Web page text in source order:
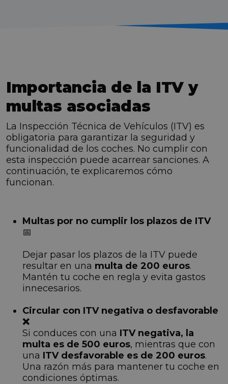
Importancia de la ITV y
multas asociadas
La Inspección Técnica de Vehículos (ITV) es
obligatoria para garantizar la seguridad y
funcionalidad de los coches. No cumplir con
esta inspección puede acarrear sanciones. A
continuación, te explicaremos cómo
funcionan.
Multas por no cumplir los plazos de ITV
📅
Dejar pasar los plazos de la ITV puede
resultar en una multa de 200 euros.
Mantén tu coche en regla y evita gastos
innecesarios.
Circular con ITV negativa o desfavorable
❌
Si conduces con una ITV negativa, la
multa es de 500 euros, mientras que con
una ITV desfavorable es de 200 euros.
Una razón más para mantener tu coche en
condiciones óptimas.